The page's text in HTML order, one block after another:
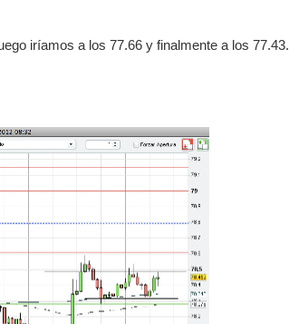
iríamos a los 77.66 y finalmente a los 77.43.